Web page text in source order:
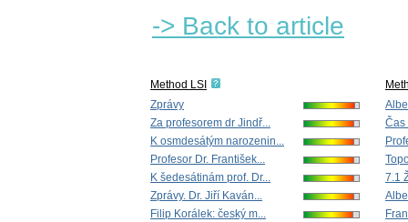
-> Back to article
Method LSI
Zprávy
Za profesorem dr Jindř...
K osmdesátým narozenin...
Profesor Dr. František...
K šedesátinám prof. Dr...
Zprávy. Dr. Jiří Kaván...
Filip Korálek: český m...
Čas
7.1